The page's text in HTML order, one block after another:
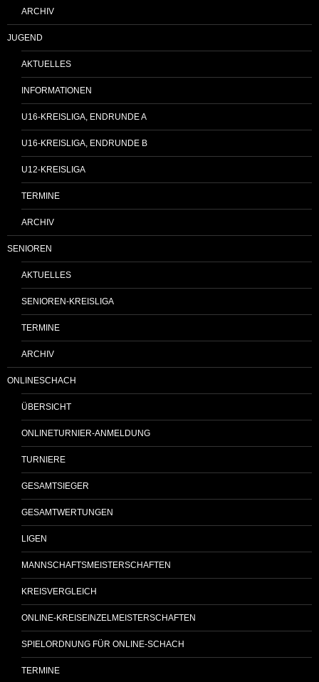
ARCHIV
JUGEND
AKTUELLES
INFORMATIONEN
U16-KREISLIGA, ENDRUNDE A
U16-KREISLIGA, ENDRUNDE B
U12-KREISLIGA
TERMINE
ARCHIV
SENIOREN
AKTUELLES
SENIOREN-KREISLIGA
TERMINE
ARCHIV
ONLINESCHACH
ÜBERSICHT
ONLINETURNIER-ANMELDUNG
TURNIERE
GESAMTSIEGER
GESAMTWERTUNGEN
LIGEN
MANNSCHAFTSMEISTERSCHAFTEN
KREISVERGLEICH
ONLINE-KREISEINZELMEISTERSCHAFTEN
SPIELORDNUNG FÜR ONLINE-SCHACH
TERMINE